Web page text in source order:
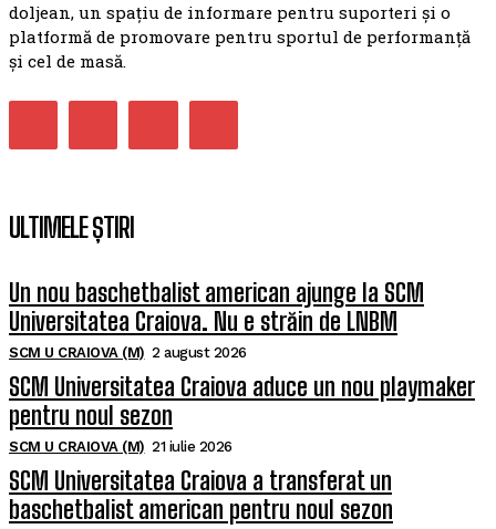
doljean, un spațiu de informare pentru suporteri și o
platformă de promovare pentru sportul de performanță
și cel de masă.
ULTIMELE ȘTIRI
Un nou baschetbalist american ajunge la SCM
Universitatea Craiova. Nu e străin de LNBM
SCM U CRAIOVA (M) 2 august 2026
SCM Universitatea Craiova aduce un nou playmaker
pentru noul sezon
SCM U CRAIOVA (M) 21 iulie 2026
SCM Universitatea Craiova a transferat un
baschetbalist american pentru noul sezon